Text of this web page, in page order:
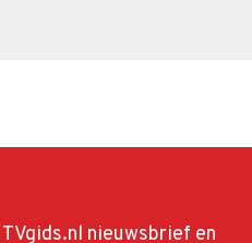
nieuwsbrief en